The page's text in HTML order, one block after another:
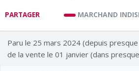
PARTAGER MARCHAND
Paru le 25 mars 2024 (depuis
de la vente le 01 janvier (dans